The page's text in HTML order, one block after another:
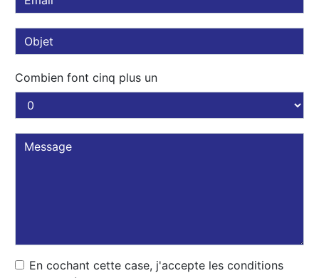
Combien font cinq plus un
En cochant cette case, j'accepte les conditions